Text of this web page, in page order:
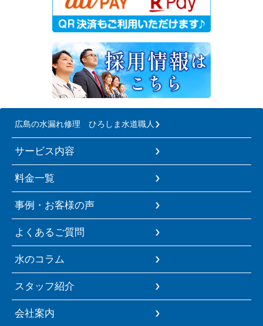
広島の水漏れ修理 ひろしま水道職人
サービス内容
料金一覧
事例・お客様の声
よくあるご質問
水のコラム
スタッフ紹介
会社案内